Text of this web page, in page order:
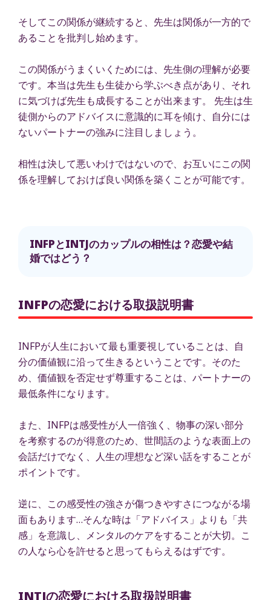
そしてこの関係が継続すると、先生は関係が一方的で
あることを批判し始めます。
この関係がうまくいくためには、先生側の理解が必要
です。本当は先生も生徒から学ぶべき点があり、それ
に気づけば先生も成長することが出来ます。 先生は生
徒側からのアドバイスに意識的に耳を傾け、自分には
ないパートナーの強みに注目しましょう。
相性は決して悪いわけではないので、お互いにこの関
係を理解しておけば良い関係を築くことが可能です。
INFPとINTJのカップルの相性は？恋愛や結
婚ではどう？
INFPの恋愛における取扱説明書
INFPが人生において最も重要視していることは、自
分の価値観に沿って生きるということです。そのた
め、価値観を否定せず尊重することは、パートナーの
最低条件になります。
また、INFPは感受性が人一倍強く、物事の深い部分
を考察するのが得意のため、世間話のような表面上の
会話だけでなく、人生の理想など深い話をすることが
ポイントです。
逆に、この感受性の強さが傷つきやすさにつながる場
面もあります…そんな時は「アドバイス」よりも「共
感」を意識し、メンタルのケアをすることが大切。こ
の人なら心を許せると思ってもらえるはずです。
INTJの恋愛における取扱説明書